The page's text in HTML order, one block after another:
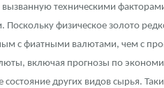
техническими
физическое золото
с фиатными валютами, чем с
включая прогнозы по
других видов сырья.